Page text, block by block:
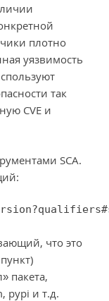
плотно
уязвимость
так
CVE и
SCA.
что это
пакета,
pypi и т.д.